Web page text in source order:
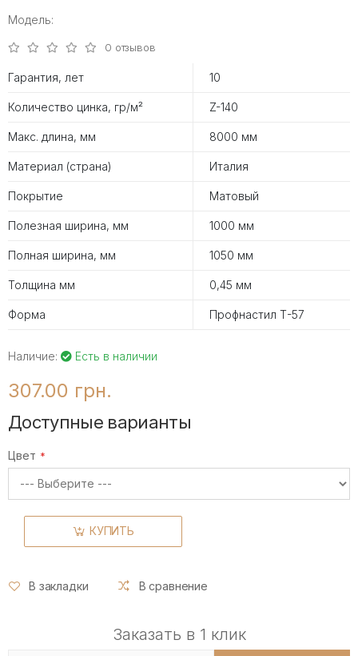
Модель:
0 отзывов
Гарантия, лет 10
Количество цинка, гр/м² Z-140
Макс. длина, мм 8000 мм
Материал (страна) Италия
Покрытие Матовый
Полезная ширина, мм 1000 мм
Полная ширина, мм 1050 мм
Толщина мм 0,45 мм
Форма Профнастил Т-57
Наличие: Есть в наличии
307.00 грн.
Доступные варианты
Цвет
КУПИТЬ
В закладки В сравнение
Заказать в 1 клик